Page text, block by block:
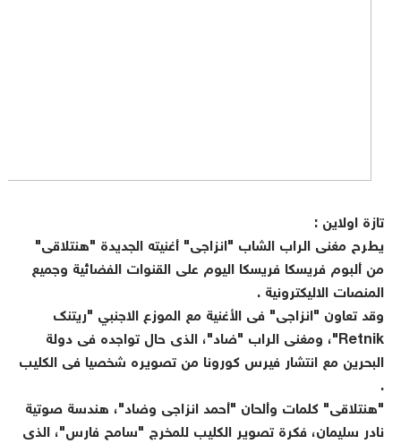
تازة اولاين :
يطرح مغنى الراب الشاب "انزاجى" أغنيته الجديدة "هنتلاقى"
من ألبوم فريسكا فريسكا اليوم على القنوات الفضائية وجميع
المنصات الاليكترونية .
وقد تعاون "انزاجى" فى الأغنية مع الموزع الاجنبي "ريتنك
Retnik"، ومغنى الراب "ضاد"، الذى حال تواجده فى دولة
البحرين مع انتشار فيرس كورونا من تصويره شخصيا فى الكليب
.
"هنتلاقى" كلمات وألحان "أحمد انزاجى وضاد"، هندسة صوتية
نادر سليمان، فكرة تصوير الكليب للمخرج "سامح فارس"، الذى